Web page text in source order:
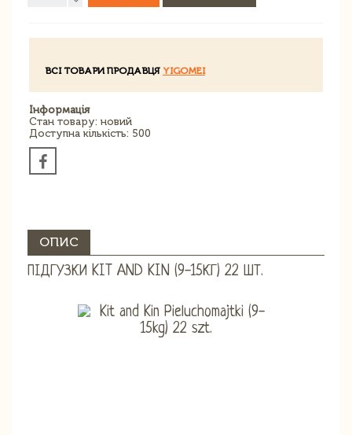
ВСІ ТОВАРИ ПРОДАВЦЯ YIGOMEI
Інформація
Стан товару: новий
Доступна кількість: 500
ОПИС
ПІДГУЗКИ KIT AND KIN (9-15КГ) 22 ШТ.